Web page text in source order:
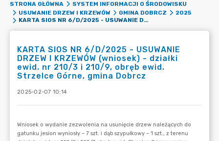
STRONA GŁÓWNA
SYSTEM INFORMACJI O ŚRODOWISKU
USUWANIE DRZEW I KRZEWÓW
GMINA DOBRCZ
2025
KARTA SIOS NR 6/D/2025 - USUWANIE DRZEW I KRZEWÓW (WNIOSEK) - DZIAŁKI EWID. NR 210/3 I 210/9, OBRĘB EWID. STRZELCE GÓRNE, GMINA DOBRCZ
KARTA SIOS NR 6/D/2025 - USUWANIE
DRZEW I KRZEWÓW (wniosek) - działki
ewid. nr 210/3 i 210/9, obręb ewid.
Strzelce Górne, gmina Dobrcz
2025-02-07 10:14